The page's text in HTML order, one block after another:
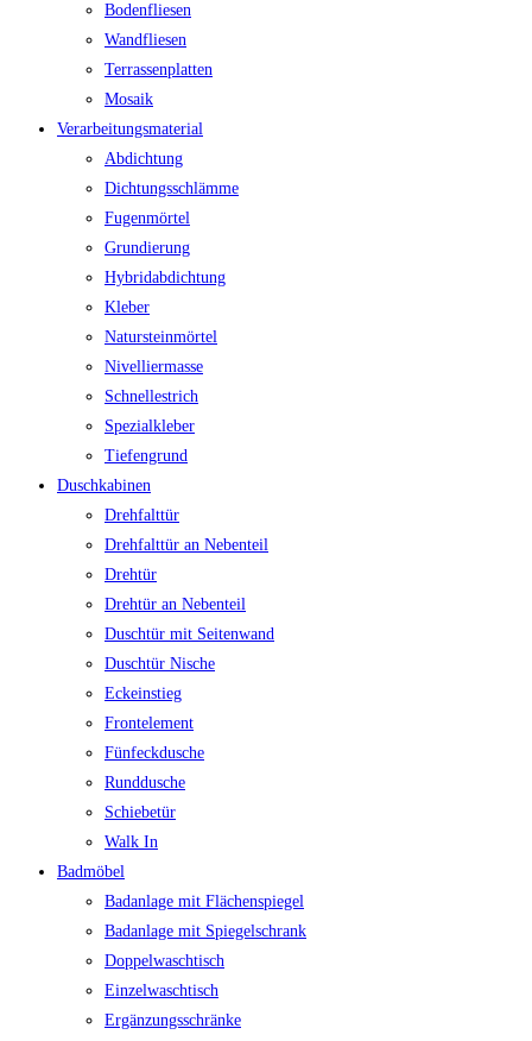
Bodenfliesen
Wandfliesen
Terrassenplatten
Mosaik
Verarbeitungsmaterial
Abdichtung
Dichtungsschlämme
Fugenmörtel
Grundierung
Hybridabdichtung
Kleber
Natursteinmörtel
Nivelliermasse
Schnellestrich
Spezialkleber
Tiefengrund
Duschkabinen
Drehfalttür
Drehfalttür an Nebenteil
Drehtür
Drehtür an Nebenteil
Duschtür mit Seitenwand
Duschtür Nische
Eckeinstieg
Frontelement
Fünfeckdusche
Runddusche
Schiebetür
Walk In
Badmöbel
Badanlage mit Flächenspiegel
Badanlage mit Spiegelschrank
Doppelwaschtisch
Einzelwaschtisch
Ergänzungsschränke